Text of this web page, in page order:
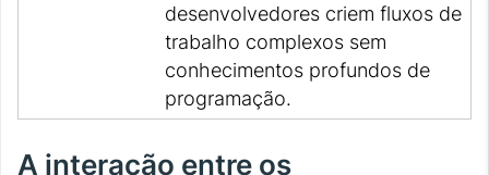
desenvolvedores criem fluxos de
trabalho complexos sem
conhecimentos profundos de
programação.
A interação entre os